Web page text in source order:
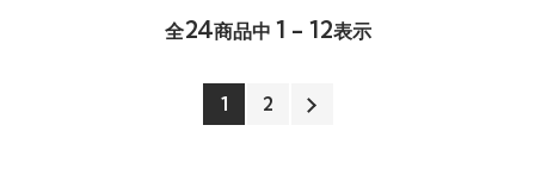
全24商品中 1 - 12表示
1 2